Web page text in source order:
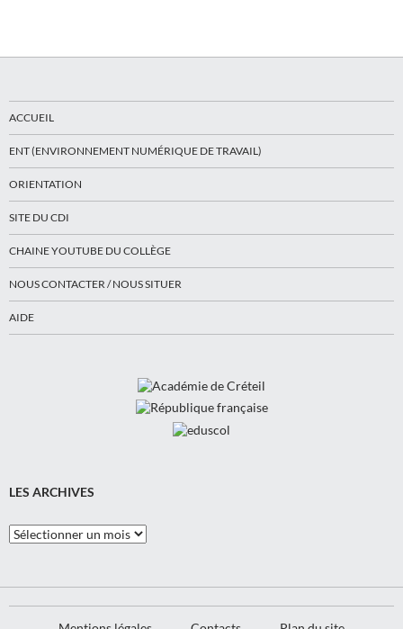
ACCUEIL
ENT (ENVIRONNEMENT NUMÉRIQUE DE TRAVAIL)
ORIENTATION
SITE DU CDI
CHAINE YOUTUBE DU COLLÈGE
NOUS CONTACTER / NOUS SITUER
AIDE
LES ARCHIVES
Les
Archives